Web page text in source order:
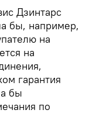
Дзинтарс
бы, например,
на
на
гарантия
бы
по